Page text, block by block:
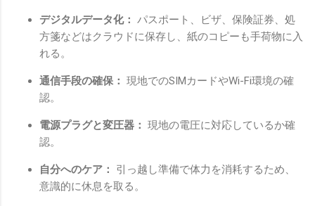
デジタルデータ化： パスポート、ビザ、保険証券、処
方箋などはクラウドに保存し、紙のコピーも手荷物に入
れる。
通信手段の確保： 現地でのSIMカードやWi-Fi環境の確
認。
電源プラグと変圧器： 現地の電圧に対応しているか確
認。
自分へのケア：
引っ越し準備で体力を消耗するため、
意識的に休息を取る。